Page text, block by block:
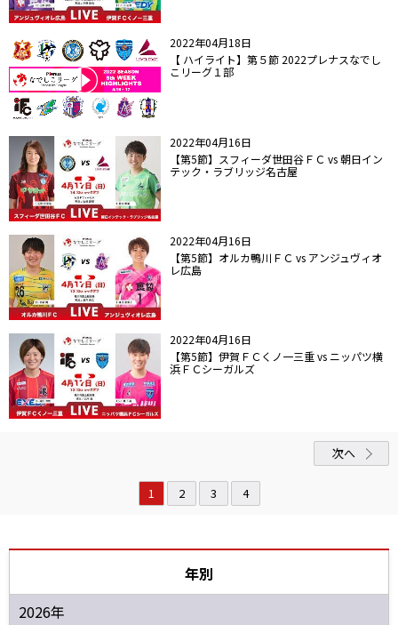
2022年04月18日
【 ハイライト】第５節 2022プレナスなでし
こリーグ１部
2022年04月16日
【第5節】スフィーダ世田谷ＦＣ vs 朝日イン
テック・ラブリッジ名古屋
2022年04月16日
【第5節】オルカ鴨川ＦＣ vs アンジュヴィオ
レ広島
2022年04月16日
【第5節】伊賀ＦＣくノ一三重 vs ニッパツ横
浜ＦＣシーガルズ
1 2 3 4
次へ
年別
2026年